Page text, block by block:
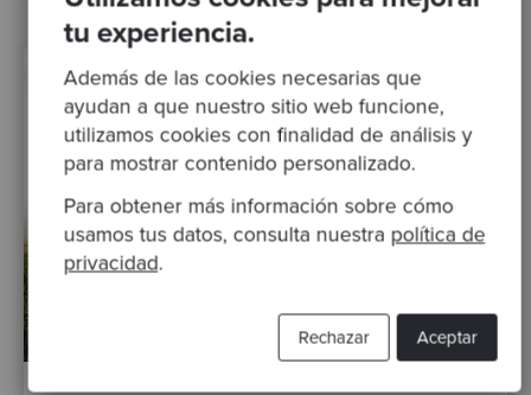
tu experiencia.
Además de las cookies necesarias que
ayudan a que nuestro sitio web funcione,
utilizamos cookies con finalidad de análisis y
para mostrar contenido personalizado.
Para obtener más información sobre cómo
usamos tus datos, consulta nuestra política de
privacidad.
Aceptar
Rechazar